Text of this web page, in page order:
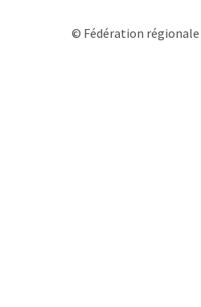
© Fédération régionale